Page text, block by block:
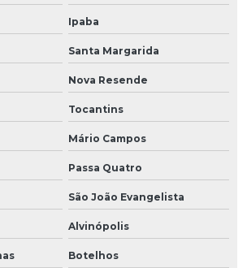
Ipaba
Santa Margarida
Nova Resende
Tocantins
Mário Campos
Passa Quatro
São João Evangelista
Alvinópolis
Botelhos